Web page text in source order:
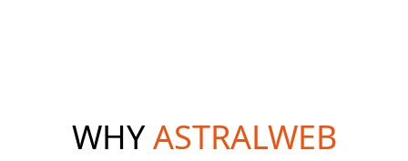
WHYASTRALWEB